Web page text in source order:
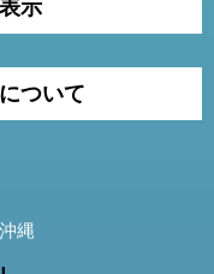
示
ついて
縄